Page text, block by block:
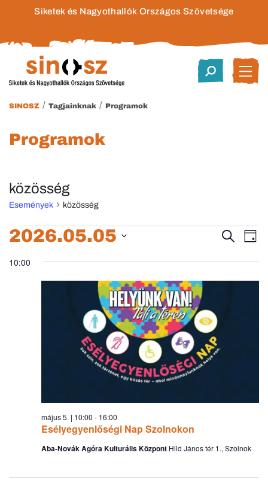
Siketek és Nagyothallók Országos Szövetsége
SINOSZ / Tagjainknak / Programok
Programok
közösség
Események közösség
Események
for
2026.05.05.
és
Keresett
kifejezés
Nap
2026.05.05
kiválasztása.
10:00
Esélyegyenlőségi Nap Szolnokon
május 5. | 10:00 - 16:00
Aba-Novák Agóra Kulturális Központ Hild János tér 1., Szolnok